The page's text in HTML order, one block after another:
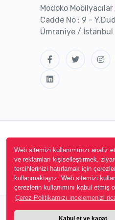
Modoko
Cadde No : 9 -
Ümraniye / İstanbul
Copyright © 2005 -
Web sitemizi kullanımınızı analiz
ve reklamları kişiselleştirmek,
tercihlerinizi hatırlamak için
kullanmaktayız. Web sitemizi
çerezlerin kullanımını kabul etmiş
Çerez Politikamızı incelemenizi
Kabul et ve kapat